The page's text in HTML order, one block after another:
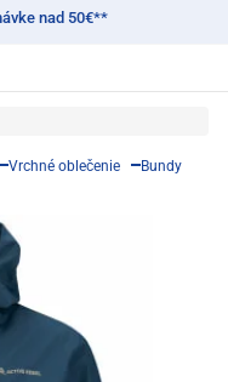
nad 50€**
Vrchné oblečenie
Bundy